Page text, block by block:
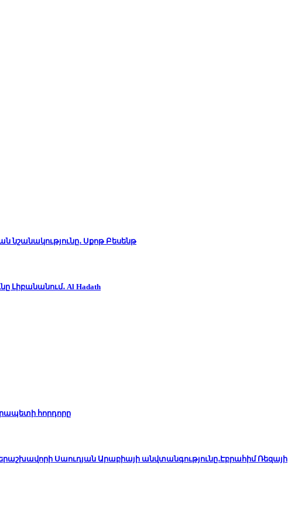
նշանակությունը․ Սքոթ Բեսենթ
Լիբանանում․ Al Hadath
հորդորը
Սաուդյան Արաբիայի անվտանգությունը․Էբրահիմ Ռեզայի